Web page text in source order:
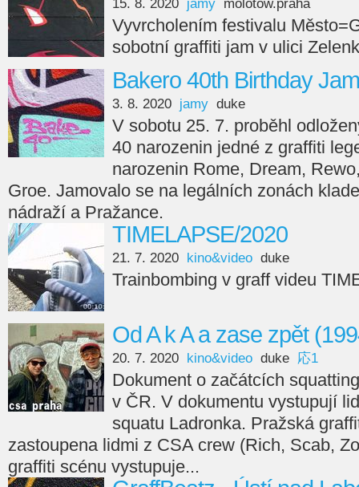
15. 8. 2020 jamy molotow.praha
Vyvrcholením festivalu
sobotní graffiti jam v ulici
Bakero 40th Birthday Jam
3. 8. 2020 jamy duke
V sobotu 25. 7. proběhl
40 narozenin jedné z graffiti
narozenin Rome, Dream,
Groe. Jamovalo se na legálních zonách
nádraží a Pražance.
TIMELAPSE/2020
21. 7. 2020 kino&video duke
Trainbombing v graff videu
Od A k A a zase zpět
20. 7. 2020 kino&video duke 応1
Dokument o začátcích
v ČR. V dokumentu vystupují
squatu Ladronka. Pražská
zastoupena lidmi z CSA crew (Rich, Scab,
graffiti scénu vystupuje...